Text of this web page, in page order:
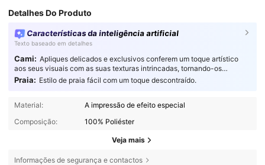
Detalhes Do Produto
Características da inteligência artificial
Texto baseado em detalhes
Cami: Apliques delicados e exclusivos conferem um toque artístico
aos seus visuais com as suas texturas intrincadas, tornando-os
verdadeiramente cativantes.
Praia: Estilo de praia fácil com um toque descontraído.
Material:
A impressão de efeito especial
Composição:
100% Poliéster
Veja mais
Informações de segurança e contactos